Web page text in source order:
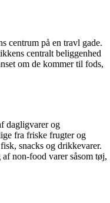
centrum på en travl gade.
centralt beliggenhed
om de kommer til fods,
dagligvarer og
fra friske frugter og
snacks og drikkevarer.
non-food varer såsom tøj,